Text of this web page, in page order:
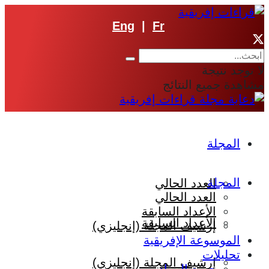
Eng Fr
لا توجد نتيجة
مشاهدة جميع النتائج
المجلة
العدد الحالي
الأعداد السابقة
إرشيف المجلة (إنجليزي)
المجلة
العدد الحالي
الأعداد السابقة
إرشيف المجلة (إنجليزي)
الموسوعة الإفريقية
تحليلات